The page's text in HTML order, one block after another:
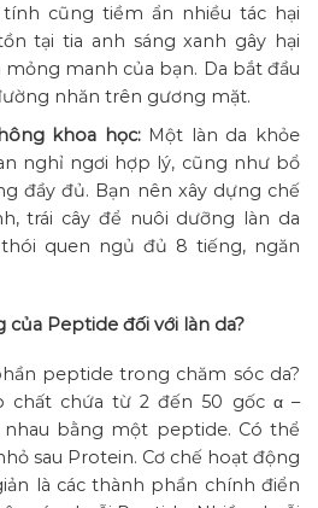
cũng tiềm ẩn nhiều tác hại
tại tia anh sáng xanh gây hại
mỏng manh của bạn. Da bắt đầu
nhăn trên gương mặt.
khoa học:Một làn da khỏe
nghỉ ngơi hợp lý, cũng như bổ
đầy đủ. Bạn nên xây dựng chế
trái cây để nuôi dưỡng làn da
quen ngủ đủ 8 tiếng, ngăn
của Peptide đối với làn da?
peptide trong chăm sóc da?
chất chứa từ 2 đến 50 gốc α –
bằng một peptide. Có thể
sau Protein. Cơ chế hoạt động
là các thành phần chính điển